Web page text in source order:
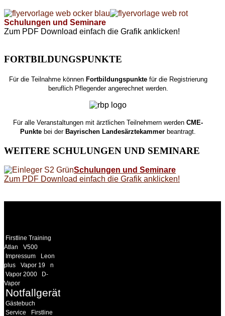
Schulungen und Seminare
Zum PDF Download einfach die Grafik anklicken!
FORTBILDUNGSPUNKTE
Für die Teilnahme könnenFortbildungspunktefür die Registrierung
beruflich Pflegender angerechnet werden.
Für alle Veranstaltungen mit ärztlichen Teilnehmern werdenCME-
Punkte bei derBayrischen Landesärztekammer beantragt.
WEITERE SCHULUNGEN UND SEMINARE
Schulungen und Seminare
Zum PDF Download einfach die Grafik anklicken!
Firstline Training
Atlan
V500
Impressum
Leon
plus
Vapor 19
n
Vapor 2000
D-
Vapor
Notfallgeräte
Gästebuch
Service
Firstline